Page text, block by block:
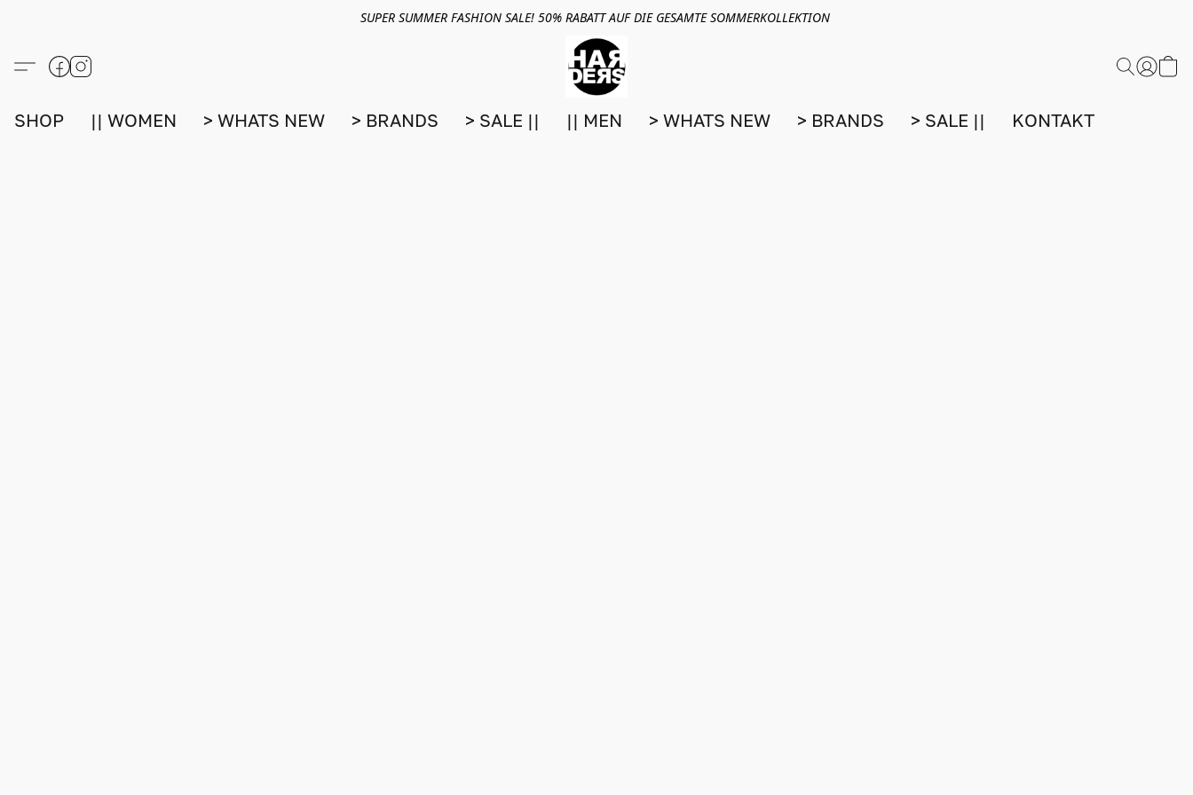
SUPER SUMMER FASHION SALE! 50% RABATT AUF DIE GESAMTE SOMMERKOLLEKTION
SHOP || WOMEN > WHATS NEW > BRANDS > SALE || || MEN > WHATS NEW > BRANDS > SALE || KONTAKT